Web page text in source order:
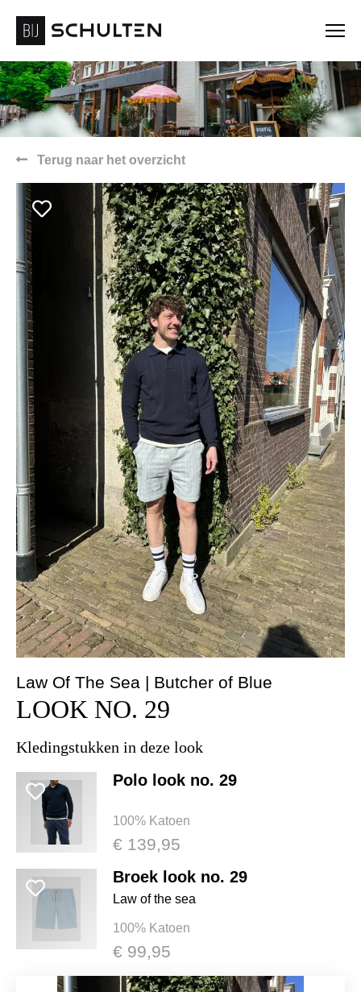
Terug naar het overzicht
Law Of The Sea | Butcher of Blue
LOOK NO. 29
Kledingstukken in deze look
Polo look no. 29
100% Katoen
€ 139,95
Broek look no. 29
Law of the sea
100% Katoen
€ 99,95